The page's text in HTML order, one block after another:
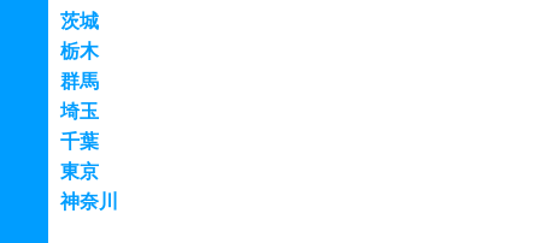
茨城
栃木
群馬
埼玉
千葉
東京
神奈川